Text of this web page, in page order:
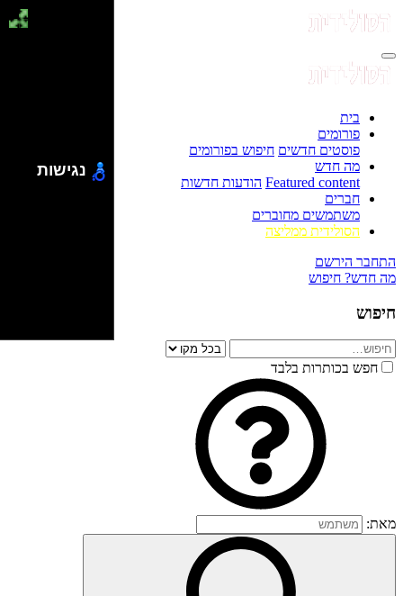
בית
פורומים
פוסטים חדשים חיפוש בפורומים
מה חדש
Featured content הודעות חדשות
חברים
משתמשים מחוברים
הסולידית ממליצה
התחבר הירשם
מה חדש? חיפוש
חיפוש
חפש בכותרות בלבד
מאת:
נגישות